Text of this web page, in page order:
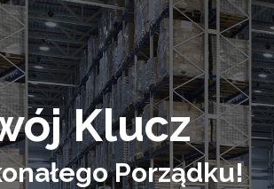
Klucz
Porządku!